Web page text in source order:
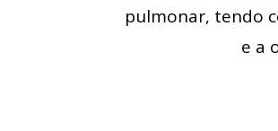
pulmonar, tendo
e a